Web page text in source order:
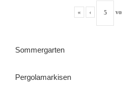
« ‹
Sommergarten
Pergolamarkisen